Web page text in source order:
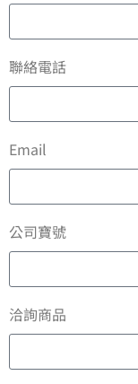
聯絡電話
Email
公司寶號
洽詢商品